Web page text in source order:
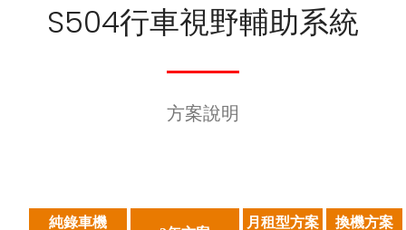
S504行車視野輔助系統
方案說明
純錄車機
月租型方案
換機方案